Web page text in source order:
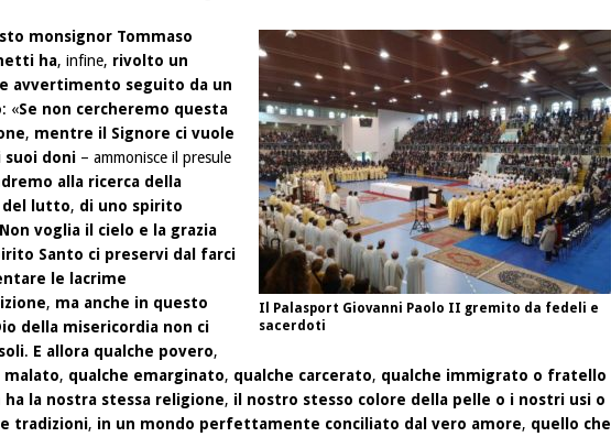
Il Palasport Giovanni Paolo II gremito da fedeli e
sacerdoti
monsignor Tommaso
ha, infine, rivolto un
avvertimento seguito da un
: «Se non cercheremo questa
, mentre il Signore ci vuole
doni – ammonisce il presule
alla ricerca della
del lutto, di uno spirito
Non voglia il cielo e la grazia
Santo ci preservi dal farci
le lacrime
, ma anche in questo
della misericordia non ci
. E allora qualche povero,
malato, qualche emarginato, qualche carcerato, qualche immigrato o fratello
ha la nostra stessa religione, il nostro stesso colore della pelle o i nostri usi o
tradizioni, in un mondo perfettamente conciliato dal vero amore, quello che